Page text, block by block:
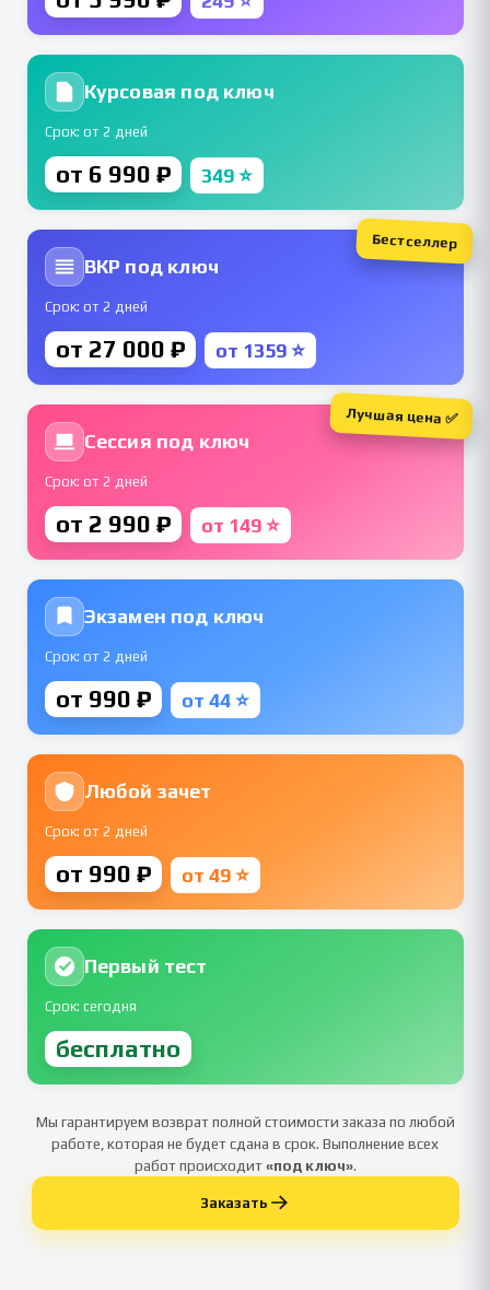
Курсовая под ключ
Срок: от 2 дней
от 6 990 ₽ 349 ⭐
ВКР под ключ
Срок: от 2 дней
от 27 000 ₽ от 1359 ⭐
Бестселлер
Сессия под ключ
Срок: от 2 дней
от 2 990 ₽ от 149 ⭐
Лучшая цена ✅
Экзамен под ключ
Срок: от 2 дней
от 990 ₽ от 44 ⭐
Любой зачет
Срок: от 2 дней
от 990 ₽ от 49 ⭐
Первый тест
Срок: сегодня
бесплатно
Мы гарантируем возврат полной стоимости заказа по любой
работе, которая не будет сдана в срок. Выполнение всех
работ происходит«под ключ».
Заказать